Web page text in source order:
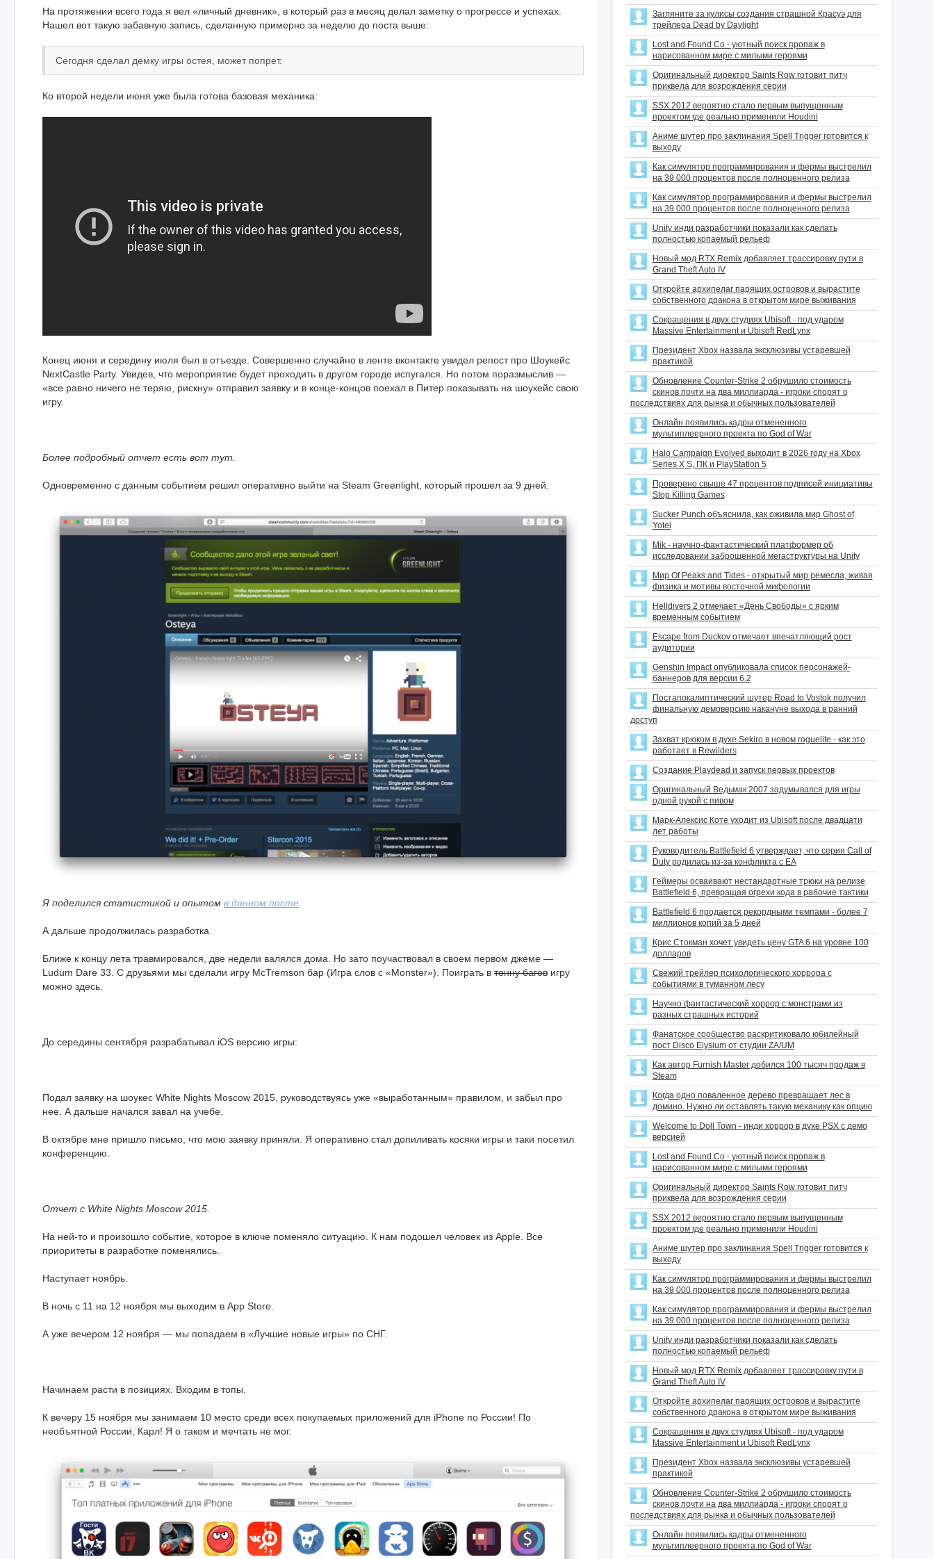
На протяжении всего года я вел «личный дневник», в который раз в месяц делал заметку о прогрессе и успехах.
Нашел вот такую забавную запись, сделанную примерно за неделю до поста выше:
Сегодня сделал демку игры остея, может попрет.
Ко второй недели июня уже была готова базовая механика:
Конец июня и середину июля был в отъезде. Совершенно случайно в ленте вконтакте увидел репост про Шоукейс
NextCastle Party. Увидев, что мероприятие будет проходить в другом городе испугался. Но потом поразмыслив —
«все равно ничего не теряю, рискну» отправил заявку и в конце-концов поехал в Питер показывать на шоукейс свою
игру.
Более подробный отчет есть вот тут.
Одновременно с данным событием решил оперативно выйти на Steam Greenlight, который прошел за 9 дней.
Я поделился статистикой и опытом в данном посте
А дальше продолжилась разработка.
Ближе к концу лета травмировался, две недели валялся дома. Но зато поучаствовал в своем первом джеме —
Ludum Dare 33. С друзьями мы сделали игру McTremson бар (Игра слов с «Monster»). Поиграть в тонну багов игру
можно здесь.
До середины сентября разрабатывал iOS версию игры:
Подал заявку на шоукес White Nights Moscow 2015, руководствуясь уже «выработанным» правилом, и забыл про
нее. А дальше начался завал на учебе.
В октябре мне пришло письмо, что мою заявку приняли. Я оперативно стал допиливать косяки игры и таки посетил
конференцию.
Отчет с White Nights Moscow 2015.
На ней-то и произошло событие, которое в ключе поменяло ситуацию. К нам подошел человек из Apple. Все
приоритеты в разработке поменялись.
Наступает ноябрь.
В ночь с 11 на 12 ноября мы выходим в App Store.
А уже вечером 12 ноября — мы попадаем в «Лучшие новые игры» по СНГ.
Начинаем расти в позициях. Входим в топы.
К вечеру 15 ноября мы занимаем 10 место среди всех покупаемых приложений для iPhone по России! По
необъятной России, Карл! Я о таком и мечтать не мог.
Загляните за кулисы создания страшной Красуэ для
трейлера Dead by Daylight
Lost and Found Co - уютный поиск пропаж в
нарисованном мире с милыми героями
Оригинальный директор Saints Row готовит питч
приквела для возрождения серии
SSX 2012 вероятно стало первым выпущенным
проектом где реально применили Houdini
Аниме шутер про заклинания Spell Trigger готовится к
выходу
Как симулятор программирования и фермы выстрелил
на 39 000 процентов после полноценного релиза
Как симулятор программирования и фермы выстрелил
на 39 000 процентов после полноценного релиза
Unity инди разработчики показали как сделать
полностью копаемый рельеф
Новый мод RTX Remix добавляет трассировку пути в
Grand Theft Auto IV
Откройте архипелаг парящих островов и вырастите
собственного дракона в открытом мире выживания
Сокращения в двух студиях Ubisoft - под ударом
Massive Entertainment и Ubisoft RedLynx
Президент Xbox назвала эксклюзивы устаревшей
практикой
Обновление Counter-Strike 2 обрушило стоимость
скинов почти на два миллиарда - игроки спорят о
последствиях для рынка и обычных пользователей
Онлайн появились кадры отмененного
мультиплеерного проекта по God of War
Halo Campaign Evolved выходит в 2026 году на Xbox
Series X S, ПК и PlayStation 5
Проверено свыше 47 процентов подписей инициативы
Stop Killing Games
Sucker Punch объяснила, как оживила мир Ghost of
Yotei
Mik - научно-фантастический платформер об
исследовании заброшенной мегаструктуры на Unity
Мир Of Peaks and Tides - открытый мир ремесла, живая
физика и мотивы восточной мифологии
Helldivers 2 отмечает «День Свободы» с ярким
временным событием
Escape from Duckov отмечает впечатляющий рост
аудитории
Genshin Impact опубликовала список персонажей-
баннеров для версии 6.2
Постапокалиптический шутер Road to Vostok получил
финальную демоверсию накануне выхода в ранний
доступ
Захват крюком в духе Sekiro в новом roguelite - как это
работает в Rewilders
Создание Playdead и запуск первых проектов
Оригинальный Ведьмак 2007 задумывался для игры
одной рукой с пивом
Марк-Алексис Коте уходит из Ubisoft после двадцати
лет работы
Руководитель Battlefield 6 утверждает, что серия Call of
Duty родилась из-за конфликта с EA
Геймеры осваивают нестандартные трюки на релизе
Battlefield 6, превращая огрехи кода в рабочие тактики
Battlefield 6 продается рекордными темпами - более 7
миллионов копий за 5 дней
Крис Стокман хочет увидеть цену GTA 6 на уровне 100
долларов
Свежий трейлер психологического хоррора с
событиями в туманном лесу
Научно фантастический хоррор с монстрами из
разных страшных историй
Фанатское сообщество раскритиковало юбилейный
пост Disco Elysium от студии ZA/UM
Как автор Furnish Master добился 100 тысяч продаж в
Steam
Когда одно поваленное дерево превращает лес в
домино. Нужно ли оставлять такую механику как опцию
Welcome to Doll Town - инди хоррор в духе PSX с демо
версией
Lost and Found Co - уютный поиск пропаж в
нарисованном мире с милыми героями
Оригинальный директор Saints Row готовит питч
приквела для возрождения серии
SSX 2012 вероятно стало первым выпущенным
проектом где реально применили Houdini
Аниме шутер про заклинания Spell Trigger готовится к
выходу
Как симулятор программирования и фермы выстрелил
на 39 000 процентов после полноценного релиза
Как симулятор программирования и фермы выстрелил
на 39 000 процентов после полноценного релиза
Unity инди разработчики показали как сделать
полностью копаемый рельеф
Новый мод RTX Remix добавляет трассировку пути в
Grand Theft Auto IV
Откройте архипелаг парящих островов и вырастите
собственного дракона в открытом мире выживания
Сокращения в двух студиях Ubisoft - под ударом
Massive Entertainment и Ubisoft RedLynx
Президент Xbox назвала эксклюзивы устаревшей
практикой
Обновление Counter-Strike 2 обрушило стоимость
скинов почти на два миллиарда - игроки спорят о
последствиях для рынка и обычных пользователей
Онлайн появились кадры отмененного
мультиплеерного проекта по God of War